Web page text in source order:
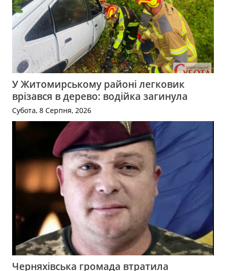
У Житомирському районі легковик
врізався в дерево: водійка загинула
Субота, 8 Серпня, 2026
Черняхівська громада втратила